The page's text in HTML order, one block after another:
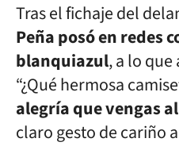
Tras el fichaje del
Peña posó en redes
blanquiazul, a lo
“¿Qué hermosa
alegría que vengas
claro gesto de cariño